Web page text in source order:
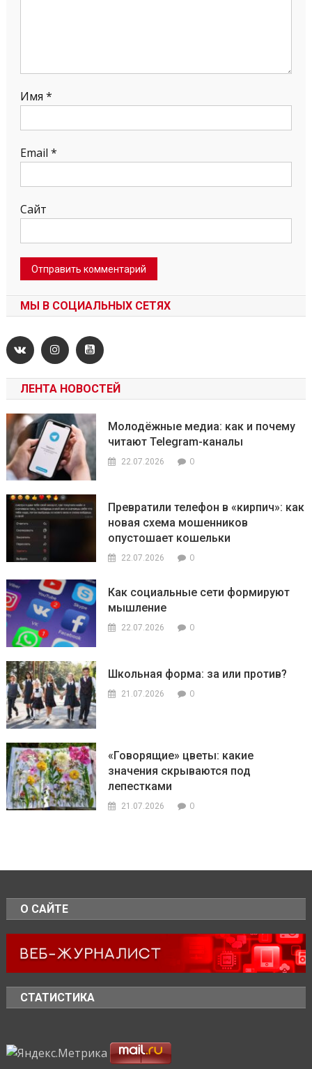
Имя *
Email *
Сайт
МЫ В СОЦИАЛЬНЫХ СЕТЯХ
ЛЕНТА НОВОСТЕЙ
Молодёжные медиа: как и почему
читают Telegram-каналы
22.07.2026 0
Превратили телефон в «кирпич»: как
новая схема мошенников
опустошает кошельки
22.07.2026 0
Как социальные сети формируют
мышление
22.07.2026 0
Школьная форма: за или против?
21.07.2026 0
«Говорящие» цветы: какие
значения скрываются под
лепестками
21.07.2026 0
О САЙТЕ
СТАТИСТИКА